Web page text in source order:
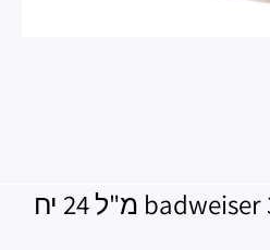
בירה באדוויזר badweiser 330 מ"ל 24 יח